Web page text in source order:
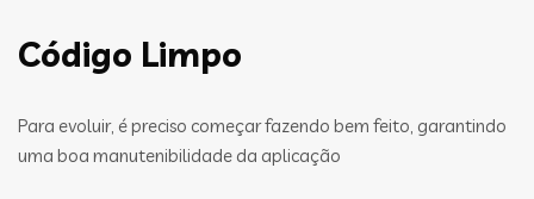
Código Limpo
Para evoluir, é preciso começar fazendo bem feito, garantindo
uma boa manutenibilidade da aplicação